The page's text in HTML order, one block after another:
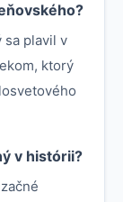
sa plavil v
ktorý
v histórii?